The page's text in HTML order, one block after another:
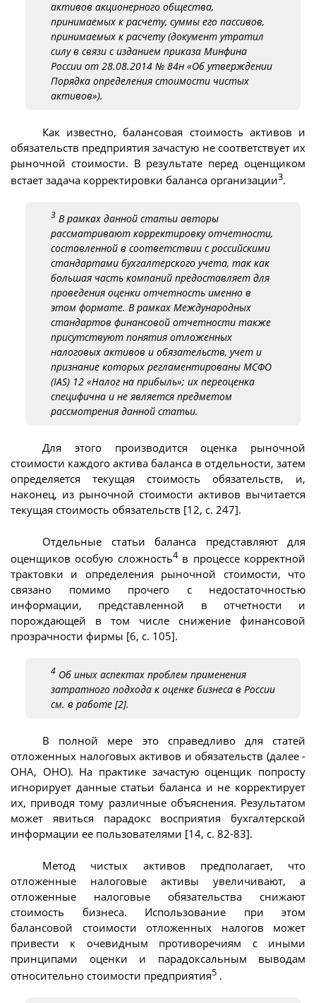
активов акционерного общества,
принимаемых к расчету, суммы его пассивов,
принимаемых к расчету (документ утратил
силу в связи с изданием приказа Минфина
России от 28.08.2014 № 84н «Об утверждении
Порядка определения стоимости чистых
активов»).
Как известно, балансовая стоимость активов и
обязательств предприятия зачастую не соответствует их
рыночной стоимости. В результате перед оценщиком
встает задача корректировки баланса организации3.
3 В рамках данной статьи авторы
рассматривают корректировку отчетности,
составленной в соответствии с российскими
стандартами бухгалтерского учета, так как
большая часть компаний предоставляет для
проведения оценки отчетность именно в
этом формате. В рамках Международных
стандартов финансовой отчетности также
присутствуют понятия отложенных
налоговых активов и обязательств, учет и
признание которых регламентированы МСФО
(IAS) 12 «Налог на прибыль»; их переоценка
специфична и не является предметом
рассмотрения данной статьи.
Для этого производится оценка рыночной
стоимости каждого актива баланса в отдельности, затем
определяется текущая стоимость обязательств, и,
наконец, из рыночной стоимости активов вычитается
текущая стоимость обязательств [12, с. 247].
Отдельные статьи баланса представляют для
оценщиков особую сложность4в процессе корректной
трактовки и определения рыночной стоимости, что
связано помимо прочего с недостаточностью
информации, представленной в отчетности и
порождающей в том числе снижение финансовой
прозрачности фирмы [6, с. 105].
4 Об иных аспектах проблем применения
затратного подхода к оценке бизнеса в России
см. в работе [2].
В полной мере это справедливо для статей
отложенных налоговых активов и обязательств (далее -
ОНА, ОНО). На практике зачастую оценщик попросту
игнорирует данные статьи баланса и не корректирует
их, приводя тому различные объяснения. Результатом
может явиться парадокс восприятия бухгалтерской
информации ее пользователями [14, с. 82-83].
Метод чистых активов предполагает, что
отложенные налоговые активы увеличивают, а
отложенные налоговые обязательства снижают
стоимость бизнеса. Использование при этом
балансовой стоимости отложенных налогов может
привести к очевидным противоречиям с иными
принципами оценки и парадоксальным выводам
относительно стоимости предприятия5 .